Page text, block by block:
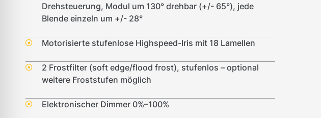
Drehsteuerung, Modul um 130° drehbar (+/- 65°), jede
Blende einzeln um +/- 28°
Motorisierte stufenlose Highspeed-Iris mit 18 Lamellen
2 Frostfilter (soft edge/flood frost), stufenlos – optional
weitere Froststufen möglich
Elektronischer Dimmer 0%–100%